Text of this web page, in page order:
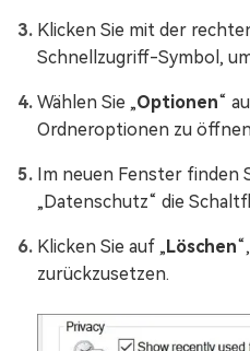
Klicken Sie mit der
Schnellzugriff-Symbol,
Wählen Sie „Optionen“
Ordneroptionen zu
Im neuen Fenster finden
„Datenschutz“ die
Klicken Sie auf „ Löschen
zurückzusetzen.